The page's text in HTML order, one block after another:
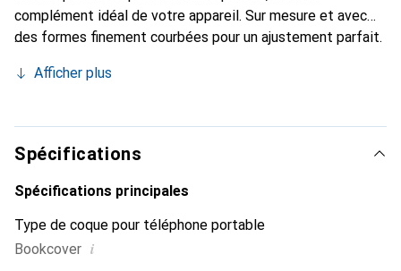
complément idéal de votre appareil. Sur mesure et avec
des formes finement courbées pour un ajustement parfait.
smartphone. La marque Noreve est reconnue
constitue toujours un excellent choix pour le client
exigeant.
Afficher plus
Spécifications
Spécifications principales
Type de coque pour téléphone portable
Bookcover i